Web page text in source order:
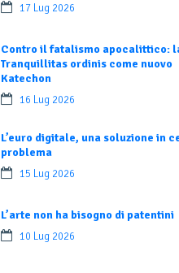
17 Lug 2026
Contro il fatalismo apocalittico:
Tranquillitas ordinis come nuovo
Katechon
16 Lug 2026
L’euro digitale, una soluzione in
problema
15 Lug 2026
L’arte non ha bisogno di patentini
10 Lug 2026